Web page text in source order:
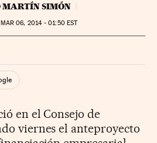
MARTÍN SIMÓN
MAR 06, 2014 - 01:50EST
Redes Sociales
en el Consejo de
viernes el anteproyecto